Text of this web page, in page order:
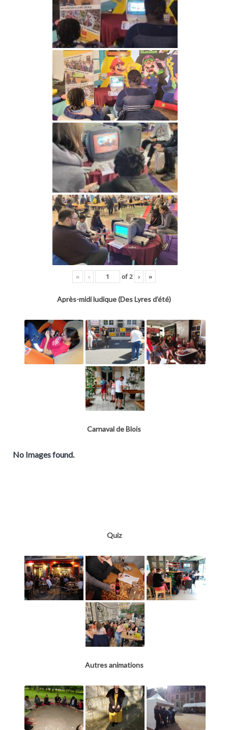
« ‹ of2 › »
Après-midi ludique (Des Lyres d’été)
Carnaval de Blois
No Images found.
Quiz
Autres animations